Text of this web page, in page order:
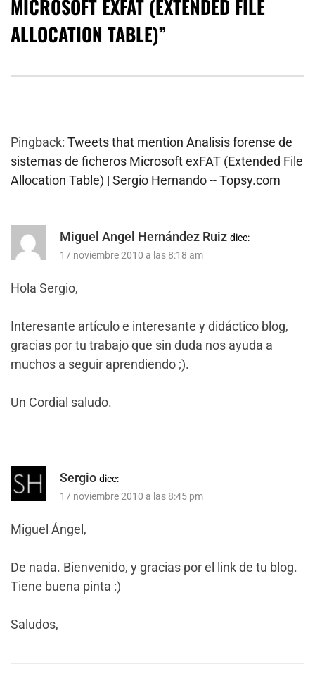
MICROSOFT EXFAT (EXTENDED FILE
ALLOCATION TABLE)”
Pingback: Tweets that mention Analisis forense de
sistemas de ficheros Microsoft exFAT (Extended File
Allocation Table) | Sergio Hernando -- Topsy.com
Miguel Angel Hernández Ruiz dice:
17 noviembre 2010 a las 8:18 am
Hola Sergio,
Interesante artículo e interesante y didáctico blog,
gracias por tu trabajo que sin duda nos ayuda a
muchos a seguir aprendiendo ;).
Un Cordial saludo.
Sergio dice:
17 noviembre 2010 a las 8:45 pm
Miguel Ángel,
De nada. Bienvenido, y gracias por el link de tu blog.
Tiene buena pinta :)
Saludos,